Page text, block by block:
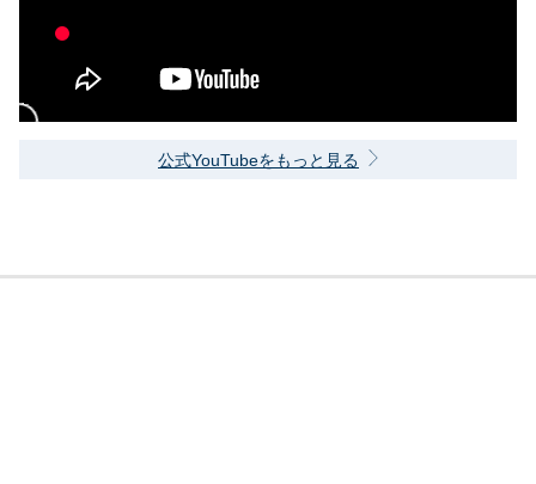
公式YouTubeをもっと見る